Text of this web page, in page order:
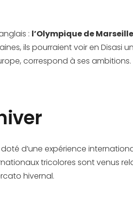
: l’Olympique de Marseille
ils pourraient voir en Disasi
correspond à ses
d’une expérience
tricolores sont venus
hivernal.